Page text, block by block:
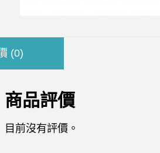
(0)
商品評價
目前沒有評價。